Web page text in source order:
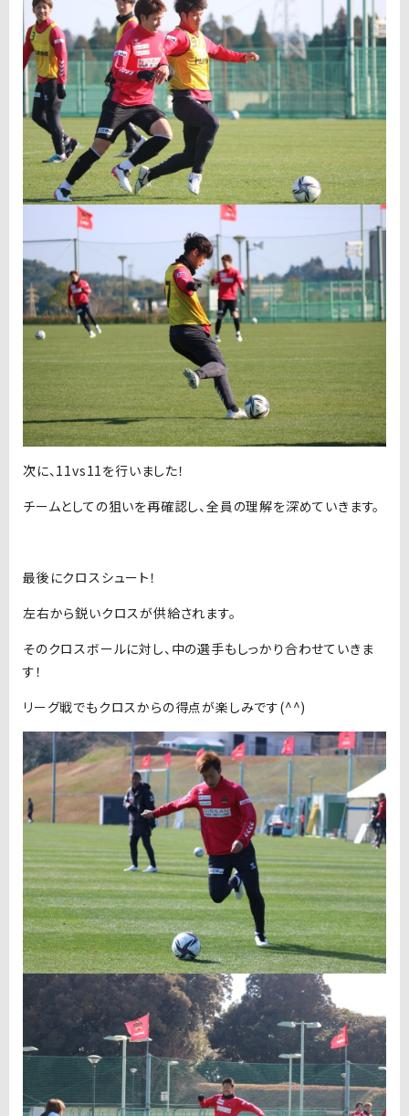
次に、11vs11を行いました！
チームとしての狙いを再確認し、全員の理解を深めていきます。
最後にクロスシュート！
左右から鋭いクロスが供給されます。
そのクロスボールに対し、中の選手もしっかり合わせていきま
す！
リーグ戦でもクロスからの得点が楽しみです(^^)